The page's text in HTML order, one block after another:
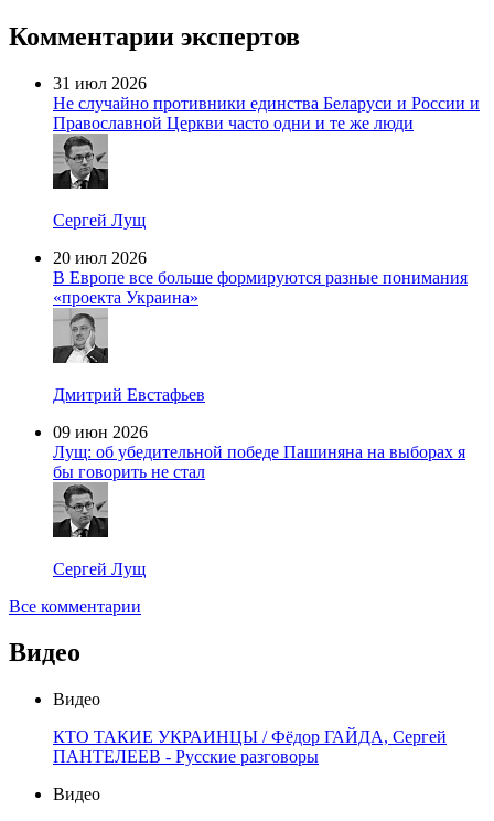
Комментарии экспертов
31 июл 2026
Не случайно противники единства Беларуси и России и
Православной Церкви часто одни и те же люди
Сергей Лущ
20 июл 2026
В Европе все больше формируются разные понимания
«проекта Украина»
Дмитрий Евстафьев
09 июн 2026
Лущ: об убедительной победе Пашиняна на выборах я
бы говорить не стал
Сергей Лущ
Все комментарии
Видео
Видео
КТО ТАКИЕ УКРАИНЦЫ / Фёдор ГАЙДА, Сергей
ПАНТЕЛЕЕВ - Русские разговоры
Видео